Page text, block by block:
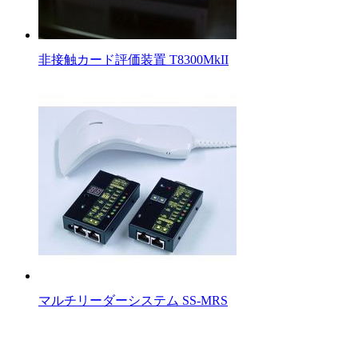
非接触カード評価装置 T8300MkII
マルチリーダーシステム SS-MRS